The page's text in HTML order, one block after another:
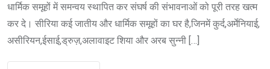
धार्मिक समूहों में समन्वय स्थापित कर संघर्ष की संभावनाओं को पूरी तरह खत्म
कर दे। सीरिया कई जातीय और धार्मिक समूहों का घर है,जिनमें कुर्द,अर्मेनियाई,
असीरियन,ईसाई,ड्रुज़,अलावाइट शिया और अरब सुन्नी […]